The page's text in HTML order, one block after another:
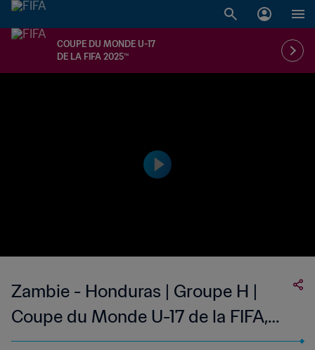
COUPE DU MONDE U-17
DE LA FIFA 2025™
Zambie - Honduras | Groupe H |
Coupe du Monde U-17 de la FIFA,
Qatar 2025™ | Temps forts